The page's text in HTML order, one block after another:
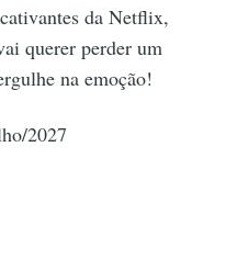
da Netflix,
querer perder um
na emoção!
2027